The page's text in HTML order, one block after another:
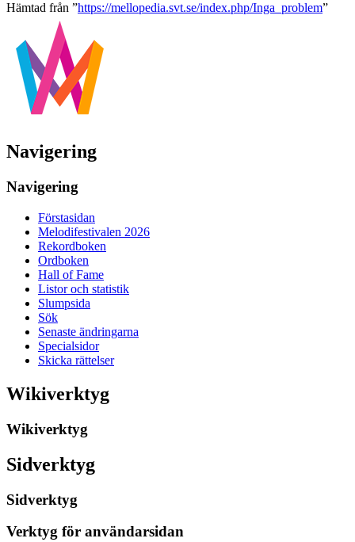
Hämtad från ”https://mellopedia.svt.se/index.php/Inga_problem”
Navigering
Navigering
Förstasidan
Melodifestivalen 2026
Rekordboken
Ordboken
Hall of Fame
Listor och statistik
Slumpsida
Sök
Senaste ändringarna
Specialsidor
Skicka rättelser
Wikiverktyg
Wikiverktyg
Sidverktyg
Sidverktyg
Verktyg för användarsidan